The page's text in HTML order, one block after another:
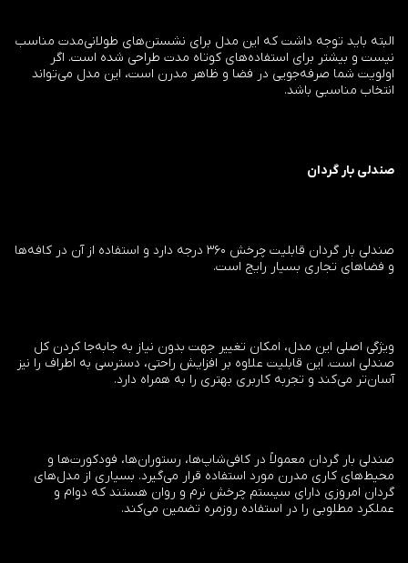
البته باید توجه داشت که این مدل برای نشستن‌های طولانی‌مدت مناسب
نیست و بیشتر برای استفاده‌های کوتاه مدت طراحی شده است. اگر
اولویت شما صرفه‌جویی در فضا و ظاهر مدرن است، این مدل می‌تواند
انتخاب مناسبی باشد.
صندلی بار گردان
صندلی بار گردان قابلیت چرخش ۳۶۰ درجه دارد و استفاده از آن در کافه‌ها
و فضاهای تجاری بسیار رایج است.
ویژگی اصلی این مدل، امکان تغییر جهت بدون نیاز به جابه‌جا کردن کل
صندلی است. این قابلیت علاوه بر افزایش راحتی، دسترسی به اطراف را نیز
آسان‌تر می‌کند و تجربه کاربری بهتری را به همراه دارد.
صندلی بار گردان معمولاً در کافی‌شاپ‌ها، رستوران‌ها، فودکورت‌ها و
محیط‌های کاری مدرن مورد استفاده قرار می‌گیرد. بسیاری از مدل‌های
گردان امروزی دارای سیستم چرخش نرم و روان هستند که دوام و
عملکرد مطلوبی را در استفاده روزمره تضمین می‌کند.